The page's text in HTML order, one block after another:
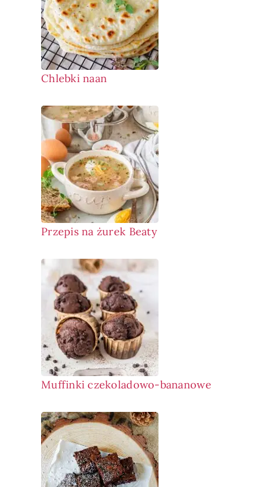
Chlebki naan
Przepis na żurek Beaty
Muffinki czekoladowo-bananowe